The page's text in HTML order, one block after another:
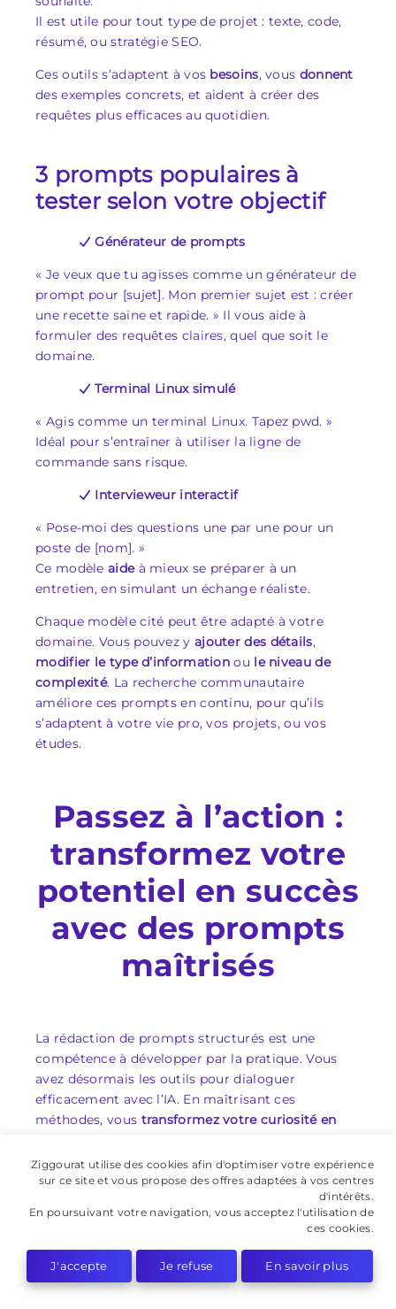
Il est utile pour tout type de projet : texte, code,
résumé, ou stratégie SEO.
Ces outils s’adaptent à vos besoins, vous donnent
des exemples concrets, et aident à créer des
requêtes plus efficaces au quotidien.
3 prompts populaires à
tester selon votre objectif
Générateur de prompts
« Je veux que tu agisses comme un générateur de
prompt pour [sujet]. Mon premier sujet est : créer
une recette saine et rapide. » Il vous aide à
formuler des requêtes claires, quel que soit le
domaine.
Terminal Linux simulé
« Agis comme un terminal Linux. Tapez pwd. »
Idéal pour s’entraîner à utiliser la ligne de
commande sans risque.
Intervieweur interactif
« Pose-moi des questions une par une pour un
poste de [nom]. »
Ce modèle aideà mieux se préparer à un
entretien, en simulant un échange réaliste.
Chaque modèle cité peut être adapté à votre
domaine. Vous pouvez y ajouter des détails,
modifier le type d’information ou le niveau de
complexité. La recherche communautaire
améliore ces prompts en continu, pour qu’ils
s’adaptent à votre vie pro, vos projets, ou vos
études.
Passez à l’action :
transformez votre
potentiel en succès
avec des prompts
maîtrisés
La rédaction de prompts structurés est une
compétence à développer par la pratique. Vous
avez désormais les outils pour dialoguer
efficacement avec l’IA. En maîtrisant ces
méthodes, vous transformez votre curiosité en
analyser des données.
plan d’action pour maîtriser l’art du
prompt:
Définir un rôle et un contexte: Précisez le
rôle de l’IA, comme « ingénieur en data »
ou « rédacteur web ». Par exemple, un
Ziggourat utilise des cookies afin d'optimiser votre expérience
sur ce site et vous propose des offres adaptées à vos centres
d'intérêts.
En poursuivant votre navigation, vous acceptez l'utilisation de
ces cookies.
J'accepte Je refuse En savoir plus